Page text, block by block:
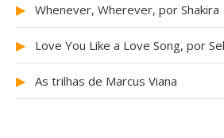
▶ Whenever, Wherever, por Shakira
▶ Love You Like a Love Song, por
▶ As trilhas de Marcus Viana